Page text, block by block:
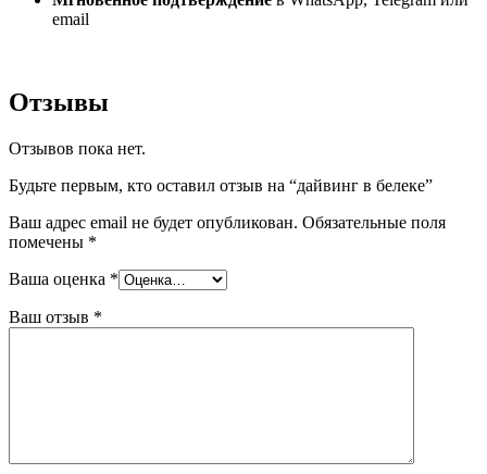
email
Отзывы
Отзывов пока нет.
Будьте первым, кто оставил отзыв на “дайвинг в белеке”
Ваш адрес email не будет опубликован. Обязательные поля
помечены *
Ваша оценка *
Ваш отзыв *